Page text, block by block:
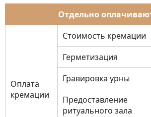
Отдельно
Оплата
кремации
Стоимость кремации
Герметизация
Гравировка урны
Предоставление
ритуального зала